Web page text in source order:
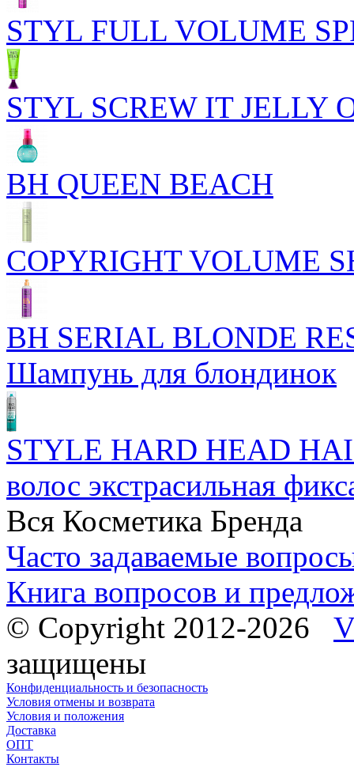
STYL FULL VOLUME
STYL SCREW IT JELLY
BH QUEEN BEACH
COPYRIGHT VOLUME
BH SERIAL BLONDE
Шампунь для блондинок
STYLE HARD HEAD
волос экстрасильная
Вся Косметика Бренда
Часто задаваемые
Книга вопросов и
© Copyright 2012-2026
защищены
Конфиденциальность и безопасность
Условия отмены и возврата
Условия и положения
Доставка
ОПТ
Контакты